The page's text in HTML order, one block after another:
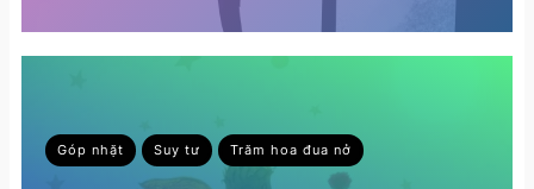
Góp nhặt Suy tư Trăm hoa đua nở